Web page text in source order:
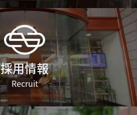
採用情報
Recruit